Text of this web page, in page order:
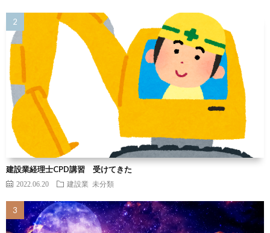
建設業経理士CPD講習 受けてきた
2022.06.20 建設業 未分類